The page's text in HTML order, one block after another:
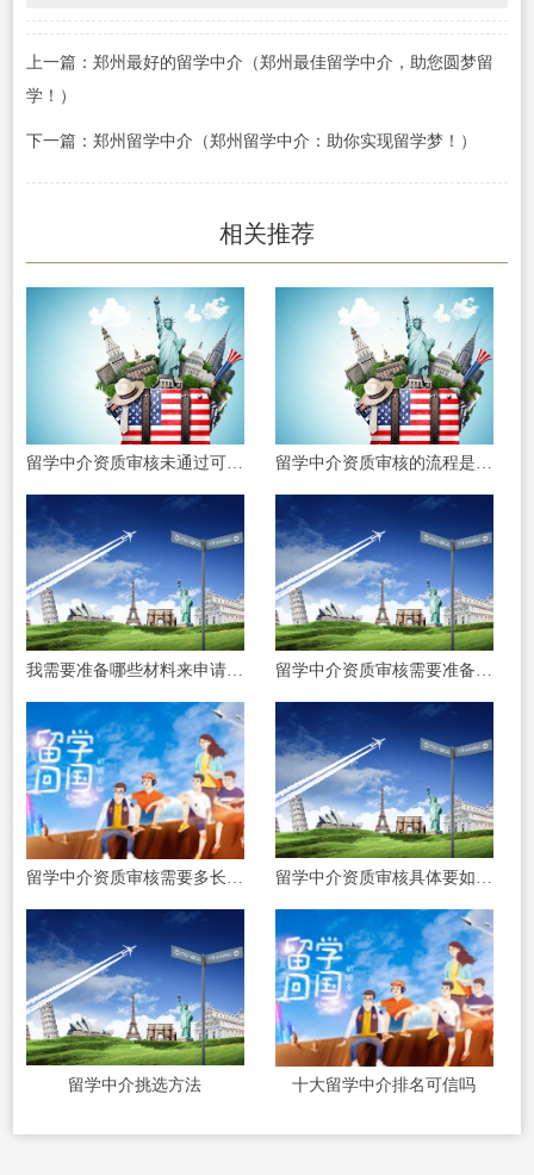
上一篇：郑州最好的留学中介（郑州最佳留学中介，助您圆梦留
学！）
下一篇：郑州留学中介（郑州留学中介：助你实现留学梦！）
相关推荐
留学中介资质审核未通过可以重新申请吗
我需要准备哪些材料来申请留学中介资质呢
留学中介挑选方法 十大留学中介排名可信吗